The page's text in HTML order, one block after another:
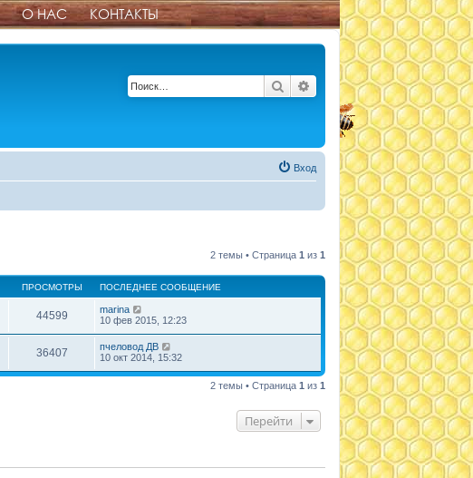
О НАС КОНТАКТЫ
Поиск Расширенный поиск
Вход
2 темы • Страница 1 из 1
ПРОСМОТРЫ ПОСЛЕДНЕЕ СООБЩЕНИЕ
44599
marina
10 фев 2015, 12:23
36407
пчеловод ДВ
10 окт 2014, 15:32
2 темы • Страница 1 из 1
Перейти